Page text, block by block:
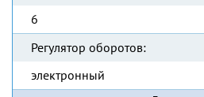
6
Регулятор оборотов:
электронный